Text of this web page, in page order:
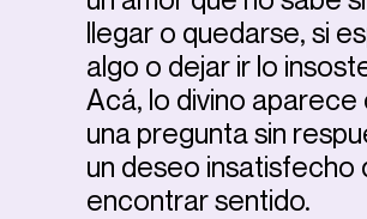
llegar o quedarse, si
algo o dejar ir lo
Acá, lo divino aparece
una pregunta sin
un deseo insatisfecho
encontrar sentido.